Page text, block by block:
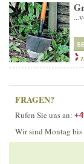
FRAGEN?
Rufen Sie uns an:
Wir sind Montag bis